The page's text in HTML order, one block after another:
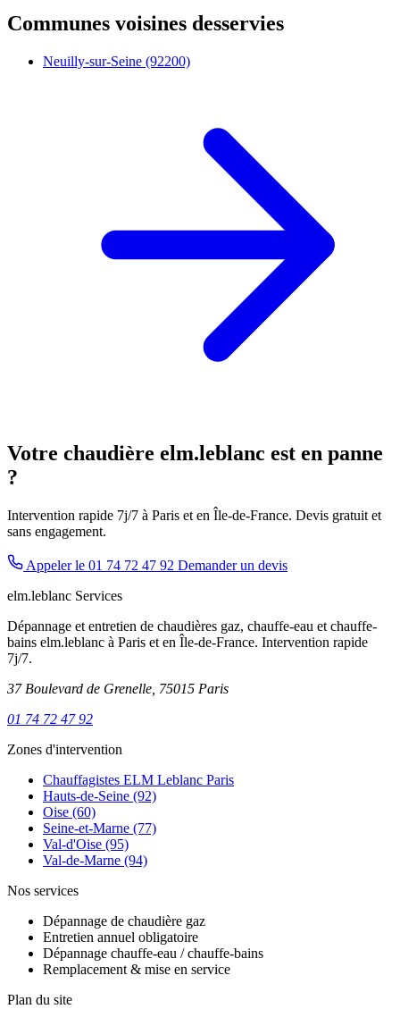
Communes voisines desservies
Neuilly-sur-Seine (92200)
Votre chaudière elm.leblanc est en panne
?
Intervention rapide 7j/7 à Paris et en Île-de-France. Devis gratuit et
sans engagement.
Appeler le 01 74 72 47 92 Demander un devis
elm.leblanc Services
Dépannage et entretien de chaudières gaz, chauffe-eau et chauffe-
bains elm.leblanc à Paris et en Île-de-France. Intervention rapide
7j/7.
37 Boulevard de Grenelle, 75015 Paris
01 74 72 47 92
Zones d'intervention
Chauffagistes ELM Leblanc Paris
Hauts-de-Seine (92)
Oise (60)
Seine-et-Marne (77)
Val-d'Oise (95)
Val-de-Marne (94)
Nos services
Dépannage de chaudière gaz
Entretien annuel obligatoire
Dépannage chauffe-eau / chauffe-bains
Remplacement & mise en service
Plan du site